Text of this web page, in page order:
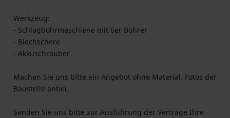
Werkzeug:
- Schlagbohrmaschiene mit 6er Bohrer
- Blechschere
- Akkuschrauber
Machen Sie uns bitte ein Angebot ohne Material. Fotos der
Baustelle anbei.
Senden Sie uns bitte zur Ausführung der Verträge Ihre